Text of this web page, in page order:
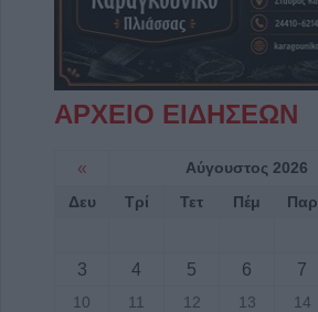
ΑΡΧΕΙΟ ΕΙΔΗΣΕΩΝ
« Αύγουστος 2026
Δευ Τρί Τετ Πέμ Παρ
3
4 5 6 7
10
11 12 13 14